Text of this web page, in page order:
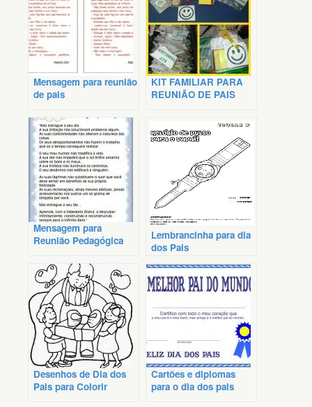
Mensagem para reunião
de pais
KIT FAMILIAR PARA
REUNIÃO DE PAIS
Mensagem para
Reunião Pedagógica
Lembrancinha para dia
dos Pais
Desenhos de Dia dos
Pais para Colorir
Cartões e diplomas
para o dia dos pais